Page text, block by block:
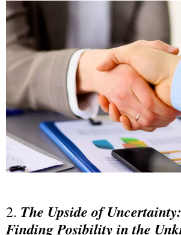
2. The Upside of
Finding Posibility in the